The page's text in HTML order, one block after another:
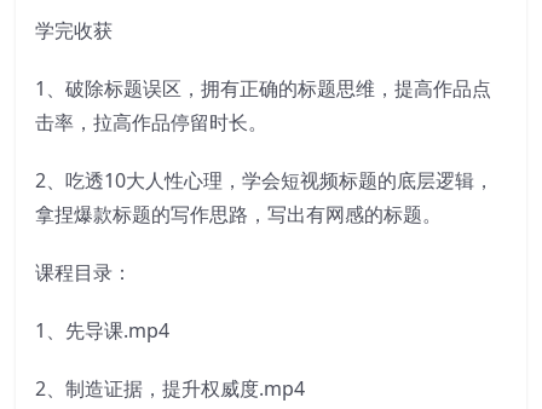
学完收获
1、破除标题误区，拥有正确的标题思维，提高作品点
击率，拉高作品停留时长。
2、吃透10大人性心理，学会短视频标题的底层逻辑，
拿捏爆款标题的写作思路，写出有网感的标题。
课程目录：
1、先导课.mp4
2、制造证据，提升权威度.mp4